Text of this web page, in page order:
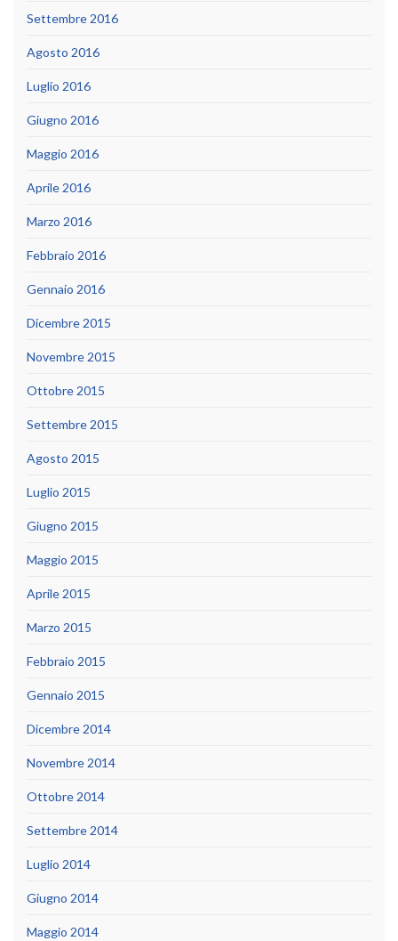
Settembre 2016
Agosto 2016
Luglio 2016
Giugno 2016
Maggio 2016
Aprile 2016
Marzo 2016
Febbraio 2016
Gennaio 2016
Dicembre 2015
Novembre 2015
Ottobre 2015
Settembre 2015
Agosto 2015
Luglio 2015
Giugno 2015
Maggio 2015
Aprile 2015
Marzo 2015
Febbraio 2015
Gennaio 2015
Dicembre 2014
Novembre 2014
Ottobre 2014
Settembre 2014
Luglio 2014
Giugno 2014
Maggio 2014